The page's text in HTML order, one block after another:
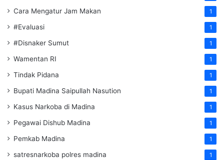
Cara Mengatur Jam Makan 1
#Evaluasi 1
#Disnaker Sumut 1
Wamentan RI 1
Tindak Pidana 1
Bupati Madina Saipullah Nasution 1
Kasus Narkoba di Madina 1
Pegawai Dishub Madina 1
Pemkab Madina 1
satresnarkoba polres madina 1